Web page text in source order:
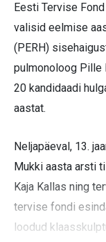
Eesti Tervise
valisid eelmise
(PERH)
pulmonoloog Pille
20 kandidaadi
aastat.
Neljapäeval, 13.
Mukki aasta arsti
Kaja Kallas ning
tervise fondi
loodud